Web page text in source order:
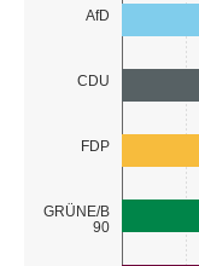
AfD
CDU
FDP
GRÜNE/B
90